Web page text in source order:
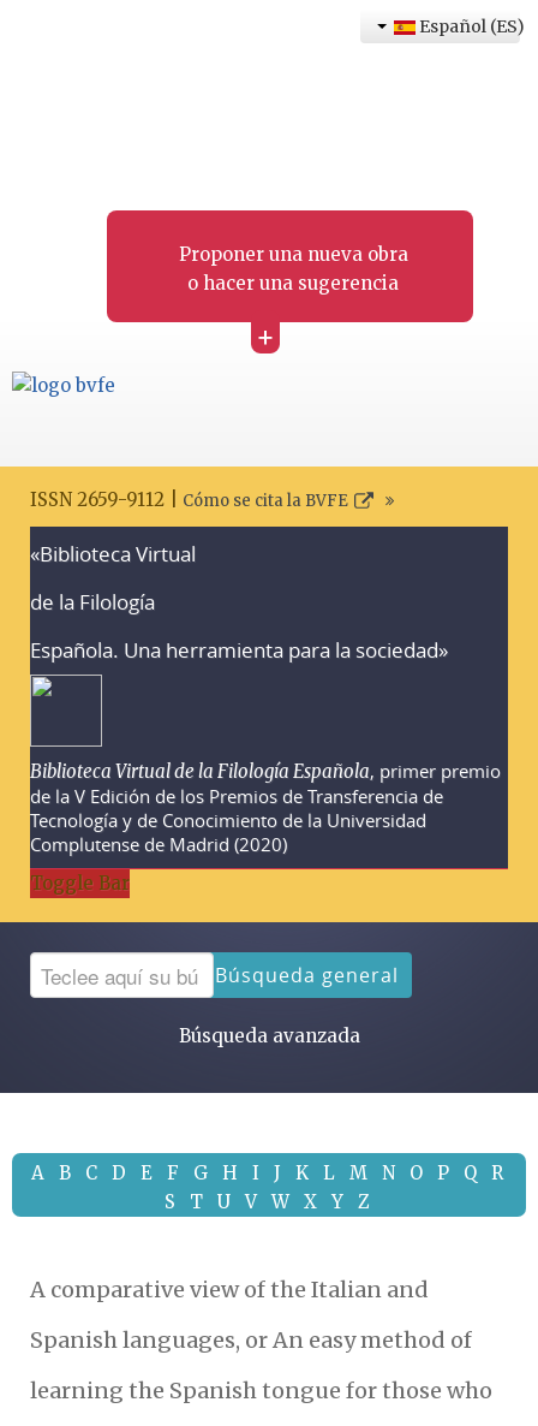
Proponer una nueva obra
o hacer una sugerencia
+
Español (ES)
ISSN 2659-9112 | Cómo se cita la BVFE
«Biblioteca Virtual
de la Filología
Española. Una herramienta para la sociedad»
Biblioteca Virtual de la Filología Española, primer premio
de la V Edición de los Premios de Transferencia de
Tecnología y de Conocimiento de la Universidad
Complutense de Madrid (2020)
Toggle Bar
Búsqueda general
Búsqueda avanzada
A B C D E F G H I J K L M N O P Q
R
S
T U V W X Y Z
A comparative view of the Italian and
Spanish languages, or An easy method of
learning the Spanish tongue for those who